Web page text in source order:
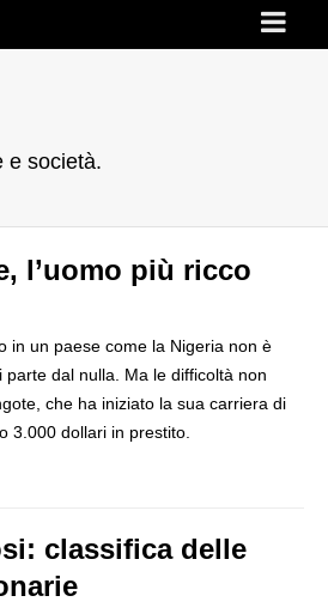
e società.
l’uomo più ricco
in un paese come la Nigeria non è
dal nulla. Ma le difficoltà non
che ha iniziato la sua carriera di
3.000 dollari in prestito.
classifica delle